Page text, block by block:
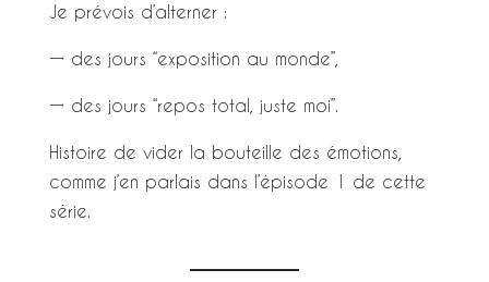
Je prévois d’alterner :
→ des jours “exposition au monde”,
→ des jours “repos total, juste moi”.
Histoire de vider la bouteille des émotions,
comme j’en parlais dans l’épisode 1 de cette
série.